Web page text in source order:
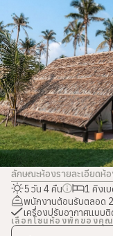
ลักษณะห้องรายละเอียดห้
5 วัน 4 คืน
1 คิงเ
พนักงานต้อนรับตลอด
เครื่องปรับอากาศแบบ
เลือกโซนห้องพักของคุณ
หมอนและชุดเครื่องนอน
ที่นอนนุ่มสบาย
ลักษณะห้องและ
หลังคามุงจาก
พื้นที่พักผ่อนมีชายคาด้
โซฟา
พื้นด้านในปูเสื่อไม้ไผ่
พื้นด้านนอกปูคอนกรีต
ไฟประดับตกแต่ง
กระจกเต็มตัว
ชั้นวางของ
ราวตากผ้า
การรักษาควา
กล่องนิรภัย
พนักงานรักษาความป